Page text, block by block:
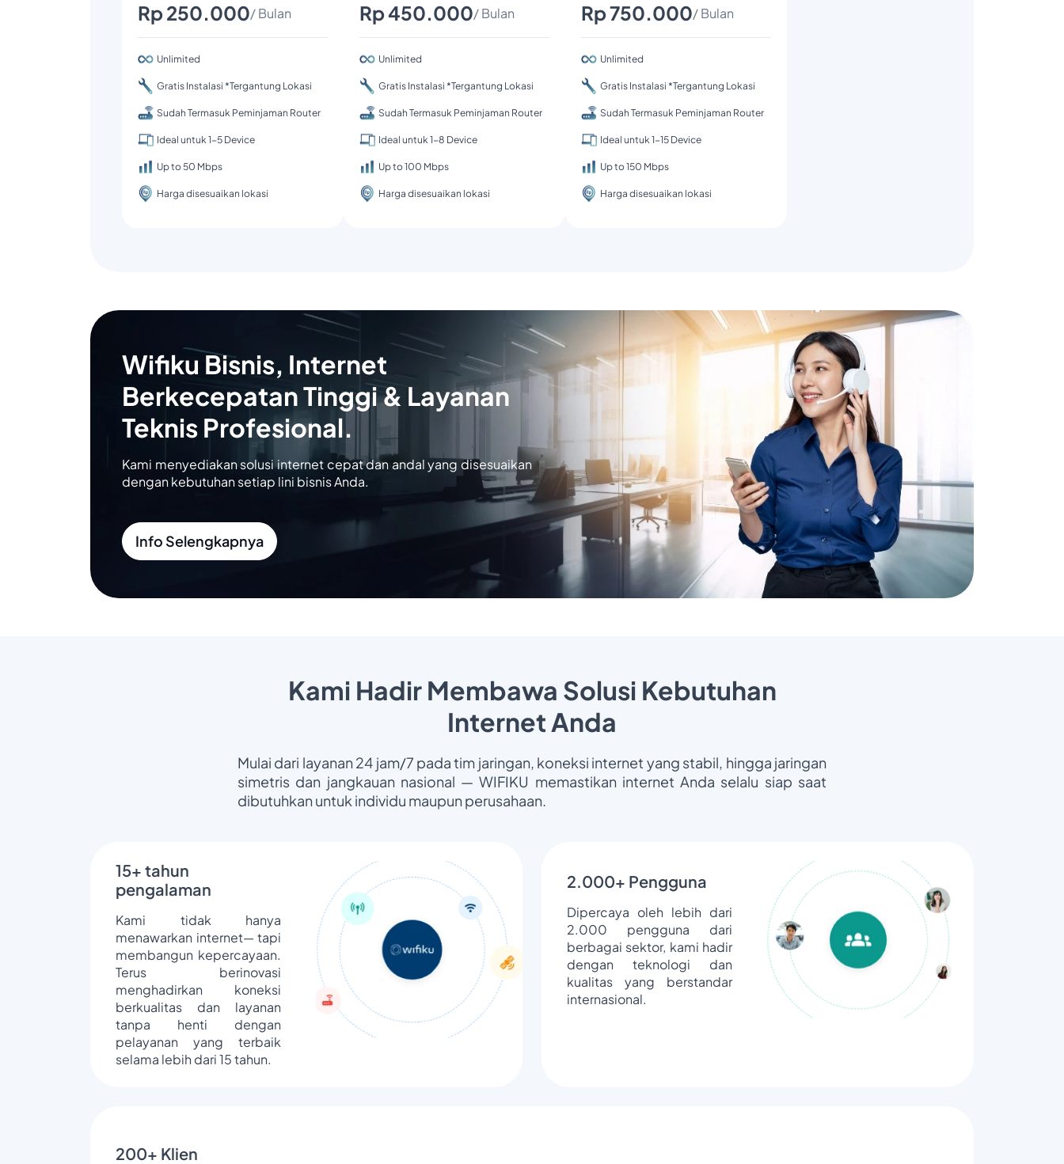
Rp 250.000/ Bulan
Unlimited
Gratis Instalasi *Tergantung Lokasi
Sudah Termasuk Peminjaman Router
Ideal untuk 1-5 Device
Up to 50 Mbps
Harga disesuaikan lokasi
Rp 450.000/ Bulan
Unlimited
Gratis Instalasi *Tergantung Lokasi
Sudah Termasuk Peminjaman Router
Ideal untuk 1-8 Device
Up to 100 Mbps
Harga disesuaikan lokasi
Rp 750.000/ Bulan
Unlimited
Gratis Instalasi *Tergantung Lokasi
Sudah Termasuk Peminjaman Router
Ideal untuk 1-15 Device
Up to 150 Mbps
Harga disesuaikan lokasi
Wifiku Bisnis, Internet
Berkecepatan Tinggi & Layanan
Teknis Profesional.
Kami menyediakan solusi internet cepat dan andal yang disesuaikan
dengan kebutuhan setiap lini bisnis Anda.
Info Selengkapnya
Kami Hadir Membawa Solusi Kebutuhan
Internet Anda
Mulai dari layanan 24 jam/7 pada tim jaringan, koneksi internet yang stabil, hingga jaringan
simetris dan jangkauan nasional — WIFIKU memastikan internet Anda selalu siap saat
dibutuhkan untuk individu maupun perusahaan.
15+ tahun
pengalaman
Kami tidak hanya
menawarkan internet— tapi
membangun kepercayaan.
Terus berinovasi
menghadirkan koneksi
berkualitas dan layanan
tanpa henti dengan
pelayanan yang terbaik
selama lebih dari 15 tahun.
2.000+ Pengguna
Dipercaya oleh lebih dari
2.000 pengguna dari
berbagai sektor, kami hadir
dengan teknologi dan
kualitas yang berstandar
internasional.
200+ Klien